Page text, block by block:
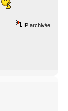
IP archivée